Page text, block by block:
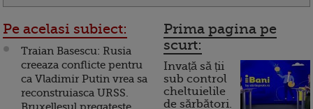
Pe acelasi subiect:
Traian Basescu: Rusia
creeaza conflicte pentru
ca Vladimir Putin vrea sa
reconstruiasca URSS.
Prima pagina pe
scurt:
Invață să ții
sub control
cheltuielile
de sărbători.